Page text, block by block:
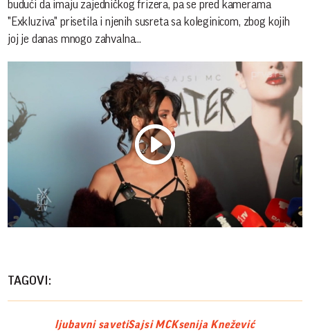
budući da imaju zajedničkog frizera, pa se pred kamerama
"Exkluziva" prisetila i njenih susreta sa koleginicom, zbog kojih
joj je danas mnogo zahvalna...
Play
TAGOVI:
ljubavni savetiSajsi MCKsenija Knežević